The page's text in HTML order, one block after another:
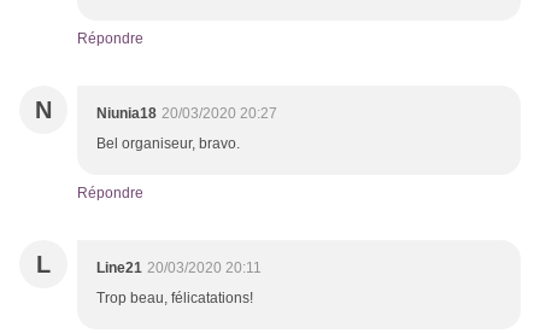
Répondre
N Niunia18 20/03/2020 20:27
Bel organiseur, bravo.
Répondre
L Line21 20/03/2020 20:11
Trop beau, félicatations!